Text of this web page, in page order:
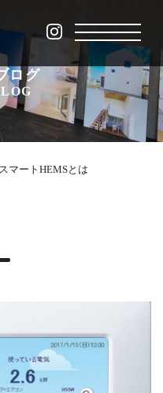
ログ
スマートHEMSとは